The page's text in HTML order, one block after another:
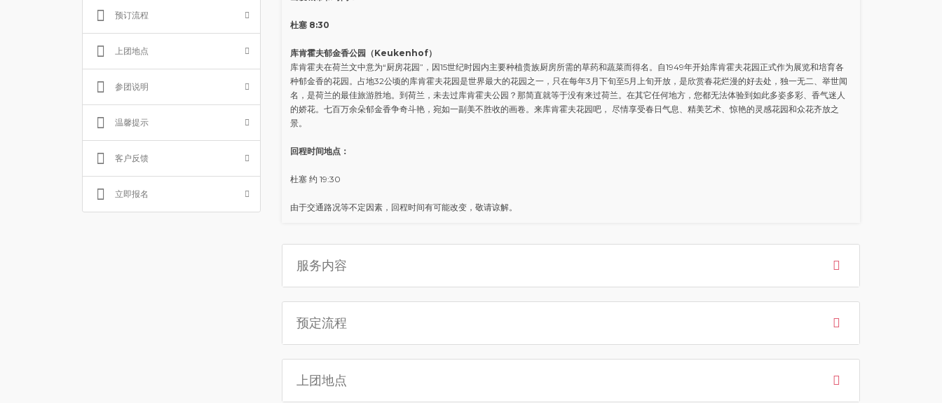
预订流程
上团地点
参团说明
温馨提示
客户反馈
立即报名
杜塞 8:30
库肯霍夫郁金香公园（Keukenhof）
库肯霍夫在荷兰文中意为“厨房花园”，因15世纪时园内主要种植贵族厨房所需的草药和蔬菜而得名。自1949年开始库肯霍夫花园正式作为展览和培育各
种郁金香的花园。占地32公顷的库肯霍夫花园是世界最大的花园之一，只在每年3月下旬至5月上旬开放，是欣赏春花烂漫的好去处，独一无二、举世闻
名，是荷兰的最佳旅游胜地。到荷兰，未去过库肯霍夫公园？那简直就等于没有来过荷兰。在其它任何地方，您都无法体验到如此多姿多彩、香气迷人
的娇花。七百万余朵郁金香争奇斗艳，宛如一副美不胜收的画卷。来库肯霍夫花园吧， 尽情享受春日气息、精美艺术、惊艳的灵感花园和众花齐放之
景。
回程时间地点：
杜塞 约 19:30
由于交通路况等不定因素，回程时间有可能改变，敬请谅解。
服务内容
预定流程
上团地点